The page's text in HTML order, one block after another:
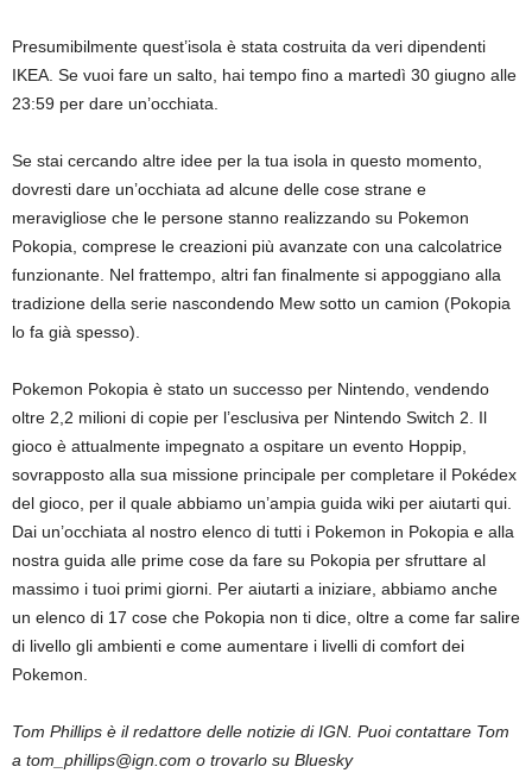
Presumibilmente quest’isola è stata costruita da veri dipendenti
IKEA. Se vuoi fare un salto, hai tempo fino a martedì 30 giugno alle
23:59 per dare un’occhiata.
Se stai cercando altre idee per la tua isola in questo momento,
dovresti dare un’occhiata ad alcune delle cose strane e
meravigliose che le persone stanno realizzando su Pokemon
Pokopia, comprese le creazioni più avanzate con una calcolatrice
funzionante. Nel frattempo, altri fan finalmente si appoggiano alla
tradizione della serie nascondendo Mew sotto un camion (Pokopia
lo fa già spesso).
Pokemon Pokopia è stato un successo per Nintendo, vendendo
oltre 2,2 milioni di copie per l’esclusiva per Nintendo Switch 2. Il
gioco è attualmente impegnato a ospitare un evento Hoppip,
sovrapposto alla sua missione principale per completare il Pokédex
del gioco, per il quale abbiamo un’ampia guida wiki per aiutarti qui.
Dai un’occhiata al nostro elenco di tutti i Pokemon in Pokopia e alla
nostra guida alle prime cose da fare su Pokopia per sfruttare al
massimo i tuoi primi giorni. Per aiutarti a iniziare, abbiamo anche
un elenco di 17 cose che Pokopia non ti dice, oltre a come far salire
di livello gli ambienti e come aumentare i livelli di comfort dei
Pokemon.
Tom Phillips è il redattore delle notizie di IGN. Puoi contattare Tom
a tom_phillips@ign.com o trovarlo su Bluesky